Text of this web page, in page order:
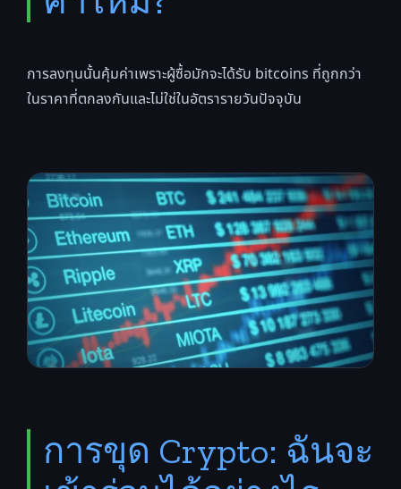
การลงทุนนั้นคุ้มค่าเพราะผู้ซื้อมักจะได้รับ bitcoins ที่ถูกกว่า
ในราคาที่ตกลงกันและไม่ใช่ในอัตรารายวันปัจจุบัน
การขุด Crypto: ฉันจะ